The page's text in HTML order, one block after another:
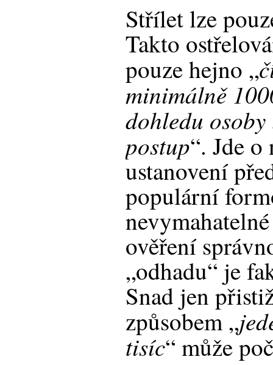
Střílet lze
Takto
pouze hejno „
minimálně
dohledu
postup“. Jde
ustanovení
populární
ověření
„odhadu“ je
Snad jen
způsobem „
tisíc“ může